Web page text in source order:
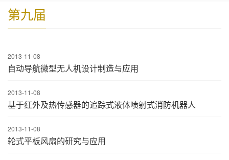
第九届
2013-11-08
自动导航微型无人机设计制造与应用
2013-11-08
基于红外及热传感器的追踪式液体喷射式消防机器人
2013-11-08
轮式平板风扇的研究与应用